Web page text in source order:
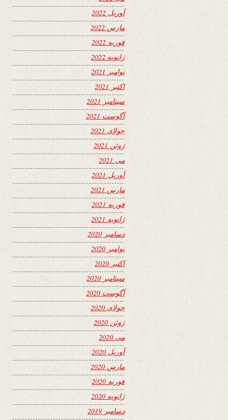
آوریل 2022
مارس 2022
فوریه 2022
ژانویه 2022
نوامبر 2021
اکتبر 2021
سپتامبر 2021
آگوست 2021
جولای 2021
ژوئن 2021
می 2021
آوریل 2021
مارس 2021
فوریه 2021
ژانویه 2021
دسامبر 2020
نوامبر 2020
اکتبر 2020
سپتامبر 2020
آگوست 2020
جولای 2020
ژوئن 2020
می 2020
آوریل 2020
مارس 2020
فوریه 2020
ژانویه 2020
دسامبر 2019